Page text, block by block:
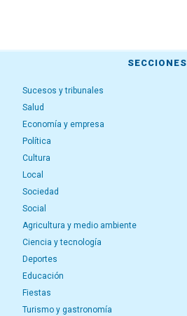
SECCIONES
Sucesos y tribunales
Salud
Economía y empresa
Política
Cultura
Local
Sociedad
Social
Agricultura y medio ambiente
Ciencia y tecnología
Deportes
Educación
Fiestas
Turismo y gastronomía